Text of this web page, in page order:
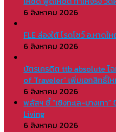
6 สิงหาคม 2026
FLE ล่องใต้ โรดโชว์ อ.หาด
6 สิงหาคม 2026
บัตรเครดิต ttb absolute โ
of Traveler” เพิ่มเอกสิทธิ์ใ
6 สิงหาคม 2026
พลัสฯ ชี้ “เชิงทะเล-บางเทา
Living
6 สิงหาคม 2026